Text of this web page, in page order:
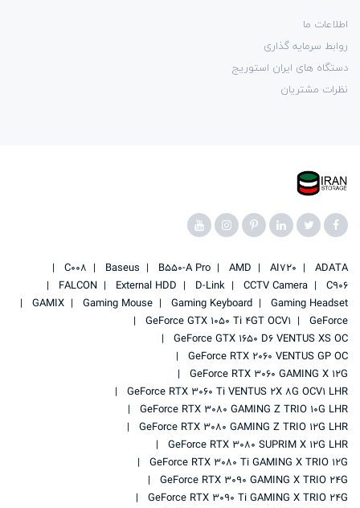
اطلاعات ما
روابط سرمایه گذاری
دستگاه های ایران استوریج
نظرات مشتریان
ADATA
AI720
AMD
B550-A Pro
Baseus
C008
C906
CCTV Camera
D-Link
External HDD
FALCON
Gaming Headset
Gaming Keyboard
Gaming Mouse
GAMIX
GeForce
GeForce GTX 1050 Ti 4GT OCV1
GeForce GTX 1650 D6 VENTUS XS OC
GeForce RTX 2060 VENTUS GP OC
GeForce RTX 3060 GAMING X 12G
GeForce RTX 3060 Ti VENTUS 2X 8G OCV1 LHR
GeForce RTX 3080 GAMING Z TRIO 10G LHR
GeForce RTX 3080 GAMING Z TRIO 12G LHR
GeForce RTX 3080 SUPRIM X 12G LHR
GeForce RTX 3080 Ti GAMING X TRIO 12G
GeForce RTX 3090 GAMING X TRIO 24G
GeForce RTX 3090 Ti GAMING X TRIO 24G